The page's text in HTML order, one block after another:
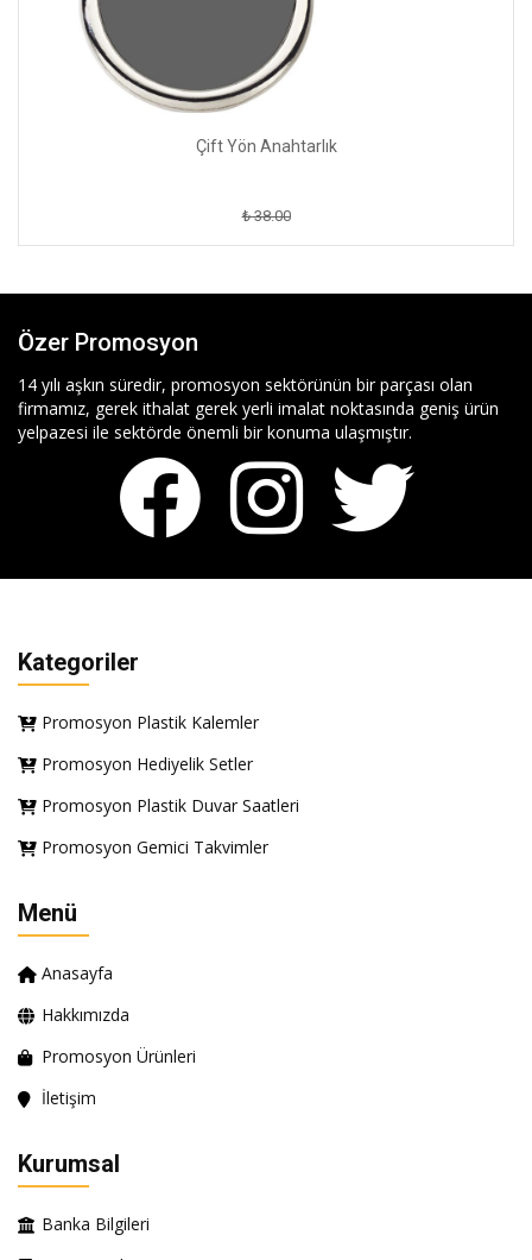
Çift Yön Anahtarlık
₺ 38.00
Özer Promosyon
14 yılı aşkın süredir, promosyon sektörünün bir parçası olan
firmamız, gerek ithalat gerek yerli imalat noktasında geniş ürün
yelpazesi ile sektörde önemli bir konuma ulaşmıştır.
Kategoriler
Promosyon Plastik Kalemler
Promosyon Hediyelik Setler
Promosyon Plastik Duvar Saatleri
Promosyon Gemici Takvimler
Menü
Anasayfa
Hakkımızda
Promosyon Ürünleri
İletişim
Kurumsal
Banka Bilgileri